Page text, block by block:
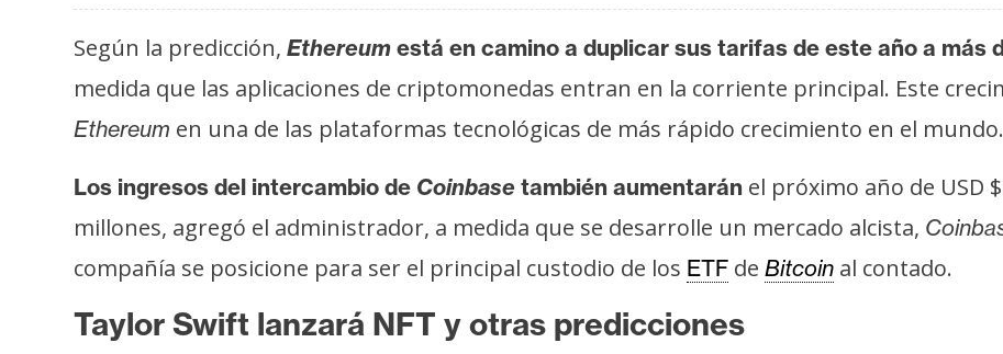
Según la predicción, Ethereum está en camino a duplicar sus tarifas de este año a más
medida que las aplicaciones de criptomonedas entran en la corriente principal. Este
Ethereum en una de las plataformas tecnológicas de más rápido crecimiento en el mundo.
Los ingresos del intercambio de Coinbase también aumentarán el próximo año de USD
millones, agregó el administrador, a medida que se desarrolle un mercado alcista,
compañía se posicione para ser el principal custodio de los ETF de Bitcoin al contado.
Taylor Swift lanzará NFT y otras predicciones